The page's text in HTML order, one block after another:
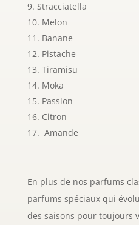
Stracciatella
Melon
Banane
Pistache
Tiramisu
Moka
Passion
Citron
Amande
En plus de nos parfums
parfums spéciaux qui
des saisons pour toujours